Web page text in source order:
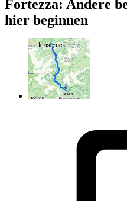
Fortezza: Andere
hier beginnen